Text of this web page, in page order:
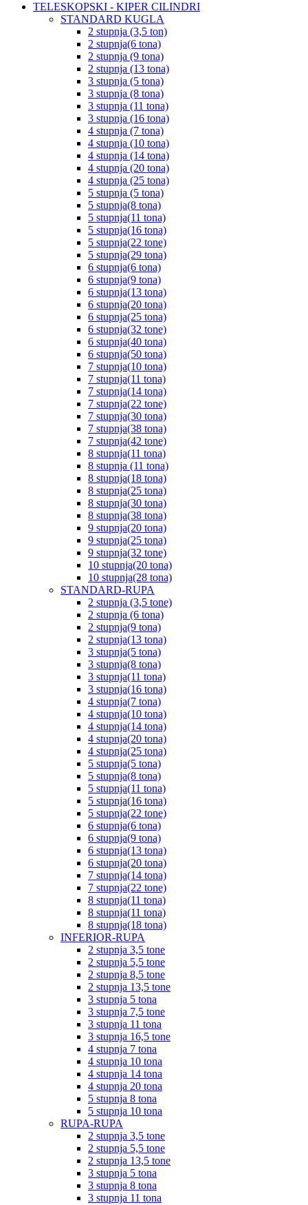
TELESKOPSKI - KIPER CILINDRI
STANDARD KUGLA
2 stupnja (3,5 ton)
2 stupnja(6 tona)
2 stupnja (9 tona)
2 stupnja (13 tona)
3 stupnja (5 tona)
3 stupnja (8 tona)
3 stupnja (11 tona)
3 stupnja (16 tona)
4 stupnja (7 tona)
4 stupnja (10 tona)
4 stupnja (14 tona)
4 stupnja (20 tona)
4 stupnja (25 tona)
5 stupnja (5 tona)
5 stupnja(8 tona)
5 stupnja(11 tona)
5 stupnja(16 tona)
5 stupnja(22 tone)
5 stupnja(29 tona)
6 stupnja(6 tona)
6 stupnja(9 tona)
6 stupnja(13 tona)
6 stupnja(20 tona)
6 stupnja(25 tona)
6 stupnja(32 tone)
6 stupnja(40 tona)
6 stupnja(50 tona)
7 stupnja(10 tona)
7 stupnja(11 tona)
7 stupnja(14 tona)
7 stupnja(22 tone)
7 stupnja(30 tona)
7 stupnja(38 tona)
7 stupnja(42 tone)
8 stupnja(11 tona)
8 stupnja (11 tona)
8 stupnja(18 tona)
8 stupnja(25 tona)
8 stupnja(30 tona)
8 stupnja(38 tona)
9 stupnja(20 tona)
9 stupnja(25 tona)
9 stupnja(32 tone)
10 stupnja(20 tona)
10 stupnja(28 tona)
STANDARD-RUPA
2 stupnja (3,5 tone)
2 stupnja (6 tona)
2 stupnja(9 tona)
2 stupnja(13 tona)
3 stupnja(5 tona)
3 stupnja(8 tona)
3 stupnja(11 tona)
3 stupnja(16 tona)
4 stupnja(7 tona)
4 stupnja(10 tona)
4 stupnja(14 tona)
4 stupnja(20 tona)
4 stupnja(25 tona)
5 stupnja(5 tona)
5 stupnja(8 tona)
5 stupnja(11 tona)
5 stupnja(16 tona)
5 stupnja(22 tone)
6 stupnja(6 tona)
6 stupnja(9 tona)
6 stupnja(13 tona)
6 stupnja(20 tona)
7 stupnja(14 tona)
7 stupnja(22 tone)
8 stupnja(11 tona)
8 stupnja(11 tona)
8 stupnja(18 tona)
INFERIOR-RUPA
2 stupnja 3,5 tone
2 stupnja 5,5 tone
2 stupnja 8,5 tone
2 stupnja 13,5 tone
3 stupnja 5 tona
3 stupnja 7,5 tone
3 stupnja 11 tona
3 stupnja 16,5 tone
4 stupnja 7 tona
4 stupnja 10 tona
4 stupnja 14 tona
4 stupnja 20 tona
5 stupnja 8 tona
5 stupnja 10 tona
RUPA-RUPA
2 stupnja 3,5 tone
2 stupnja 5,5 tone
2 stupnja 13,5 tone
3 stupnja 5 tona
3 stupnja 8 tona
3 stupnja 11 tona